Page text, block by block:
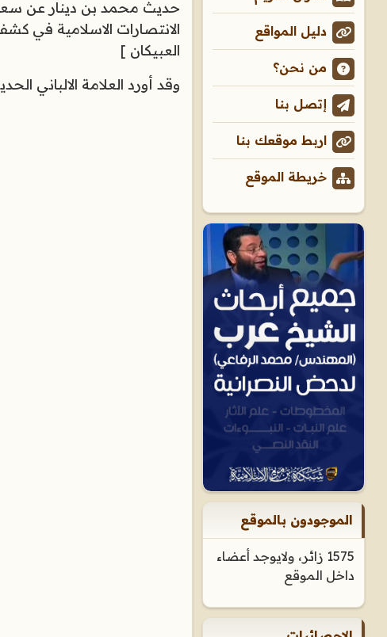
دليل المواقع
من نحن؟
إتصل بنا
اربط موقعك بنا
خريطة الموقع
الموجودون بالموقع
1575 زائر، ولايوجد أعضاء
داخل الموقع
حديث محمد بن دينار عن
الانتصارات الاسلامية في
العبيكان ]
وقد أورد العلامة الالباني